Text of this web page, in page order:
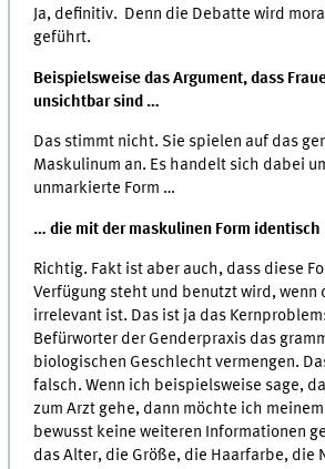
Ja, definitiv. Denn die Debatte wird
geführt.
Beispielsweise das Argument, dass
unsichtbar sind …
Das stimmt nicht. Sie spielen auf das
Maskulinum an. Es handelt sich dabei
unmarkierte Form …
… die mit der maskulinen Form identisch
Richtig. Fakt ist aber auch, dass diese
Verfügung steht und benutzt wird, wenn
irrelevant ist. Das ist ja das
Befürworter der Genderpraxis das
biologischen Geschlecht vermengen.
falsch. Wenn ich beispielsweise sage,
zum Arzt gehe, dann möchte ich
bewusst keine weiteren Informationen
das Alter, die Größe, die Haarfarbe, die